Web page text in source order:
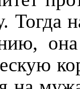
Тогда
она